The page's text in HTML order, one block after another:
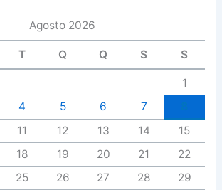
Agosto 2026
T Q Q S S
1
4 5 6 7
11 12 13 14
15
18 19 20 21
22
25 26 27 28
29